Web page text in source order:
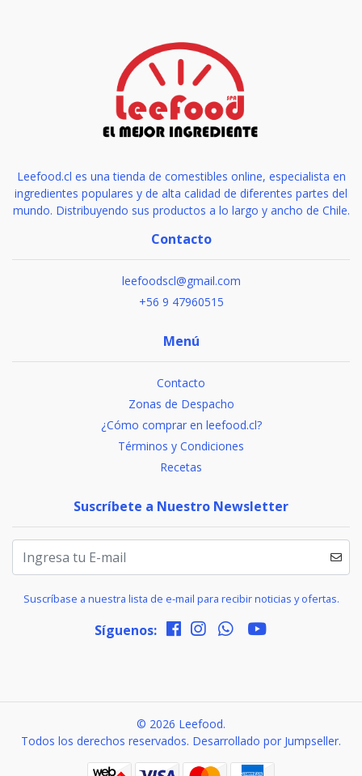
Leefood.cl es una tienda de comestibles online, especialista en
ingredientes populares y de alta calidad de diferentes partes del
mundo. Distribuyendo sus productos a lo largo y ancho de Chile.
Contacto
leefoodscl@gmail.com
+56 9 47960515
Menú
Contacto
Zonas de Despacho
¿Cómo comprar en leefood.cl?
Términos y Condiciones
Recetas
Suscríbete a Nuestro Newsletter
Suscríbase a nuestra lista de e-mail para recibir noticias y ofertas.
Síguenos:
© 2026 Leefood.
Todos los derechos reservados. Desarrollado por Jumpseller.